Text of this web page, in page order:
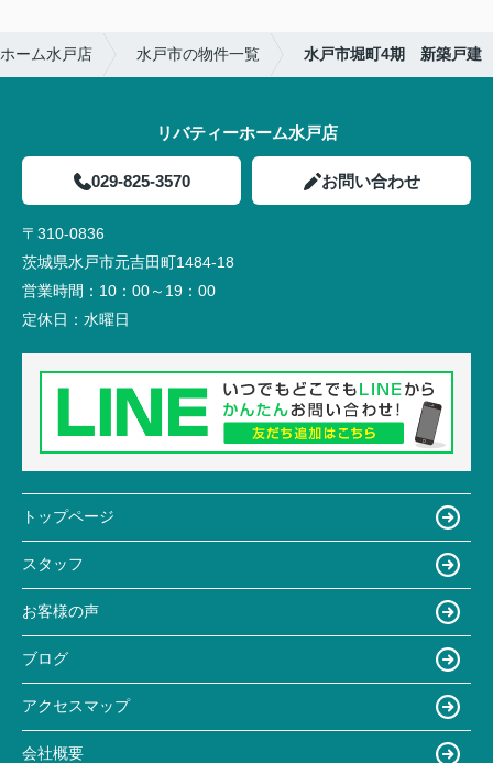
ーム水戸店 水戸市の物件一覧 水戸市堀町4期 新築戸建
リバティーホーム水戸店
029-825-3570 お問い合わせ
〒310-0836
茨城県水戸市元吉田町1484-18
営業時間： 10：00～19：00
定休日： 水曜日
トップページ
スタッフ
お客様の声
ブログ
アクセスマップ
会社概要